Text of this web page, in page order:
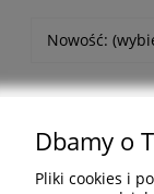
Nowość:
Pomoc
Dbamy o
Pliki cookies i